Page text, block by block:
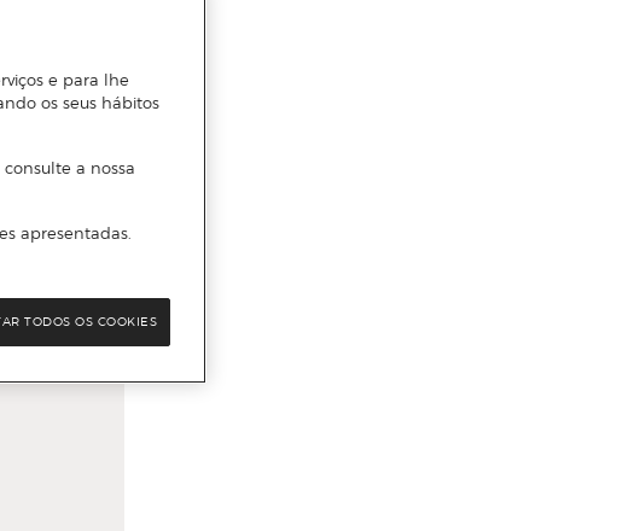
e para lhe
os seus hábitos
a nossa
apresentadas.
TODOS OS COOKIES